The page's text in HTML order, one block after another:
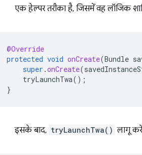
एक हेल्पर तरीका है, जिसमें वह लॉजिक
@Override
protected void onCreate(Bundle
super .onCreate(
tryLaunchTwa();
}
इसके बाद, tryLaunchTwa() लागू